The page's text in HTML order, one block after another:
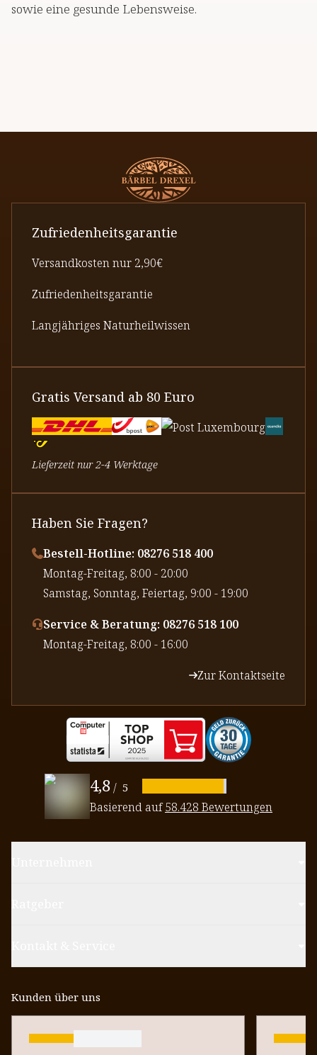
sowie eine gesunde Lebensweise.
Zufriedenheitsgarantie
Versandkosten nur 2,90€
Zufriedenheitsgarantie
Langjähriges Naturheilwissen
Gratis Versand ab 80 Euro
Lieferzeit nur 2-4 Werktage
Haben Sie Fragen?
Bestell-Hotline: 08276 518 400
⁠Montag-Freitag, 8:00 - 20:00
⁠Samstag, Sonntag, Feiertag, 9:00 - 19:00
Service & Beratung: 08276 518 100
⁠Montag-Freitag, 8:00 - 16:00
Zur Kontaktseite
4,8/ 5
Basierend auf58.428 Bewertungen
Kunden über uns